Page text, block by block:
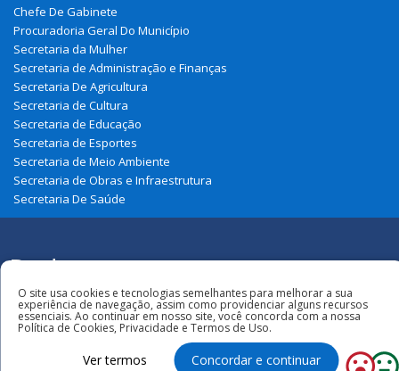
Chefe De Gabinete
Procuradoria Geral Do Município
Secretaria da Mulher
Secretaria de Administração e Finanças
Secretaria De Agricultura
Secretaria de Cultura
Secretaria de Educação
Secretaria de Esportes
Secretaria de Meio Ambiente
Secretaria de Obras e Infraestrutura
Secretaria De Saúde
Redes
Sociais
Todos os direitos reservados à Prefeitura
Municipal de Lagoa Do Mato
O site usa cookies e tecnologias semelhantes para melhorar a sua
experiência de navegação, assim como providenciar alguns recursos
essenciais. Ao continuar em nosso site, você concorda com a nossa
Política de Cookies, Privacidade e Termos de Uso.
Ver termos Concordar e continuar